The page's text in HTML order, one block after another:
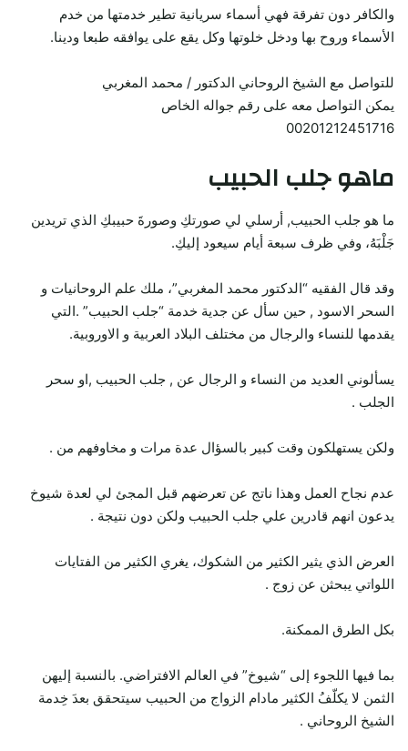
والكافر دون تفرقة فهي أسماء سريانية تطير خدمتها من خدم
الأسماء وروح بها ودخل خلوتها وكل يقع على يوافقه طبعا ودينا.
للتواصل مع الشيخ الروحاني الدكتور / محمد المغربي
يمكن التواصل معه على رقم جواله الخاص
00201212451716
ماهو جلب الحبيب
ما هو جلب الحبيب, أرسلي لي صورتكِ وصورةَ حبيبكِ الذي تريدين
جَلْبَهُ، وفي ظرف سبعة أيام سيعود إليكِ.
وقد قال الفقيه “الدكتور محمد المغربي”، ملك علم الروحانيات و
السحر الاسود , حين سأل عن جدية خدمة “جلب الحبيب” .التي
يقدمها للنساء والرجال من مختلف البلاد العربية و الاوروبية.
يسألوني العديد من النساء و الرجال عن , جلب الحبيب ,او سحر
الجلب .
ولكن يستهلكون وقت كبير بالسؤال عدة مرات و مخاوفهم من .
عدم نجاح العمل وهذا ناتج عن تعرضهم قبل المجئ لي لعدة شيوخ
يدعون انهم قادرين علي جلب الحبيب ولكن دون نتيجة .
العرض الذي يثير الكثير من الشكوك، يغري الكثير من الفتايات
اللواتي يبحثن عن زوج .
بكل الطرق الممكنة.
بما فيها اللجوء إلى “شيوخ” في العالم الافتراضي. بالنسبة إليهن
الثمن لا يكلّفُ الكثير مادام الزواج من الحبيب سيتحقق بعدَ خِدمة
الشيخ الروحاني .